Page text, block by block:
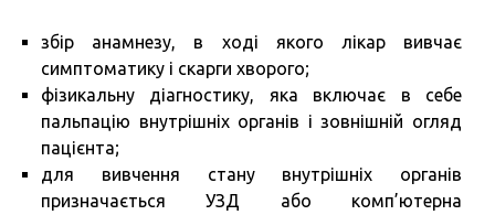
збір анамнезу, в ході якого лікар вивчає
симптоматику і скарги хворого;
фізикальну діагностику, яка включає в себе
пальпацію внутрішніх органів і зовнішній огляд
пацієнта;
для вивчення стану внутрішніх органів
призначається УЗД або комп’ютерна